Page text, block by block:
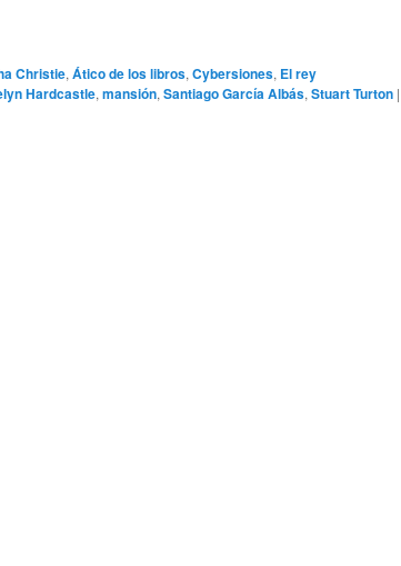
Christie, Ático de los libros, Cybersiones, El rey
Hardcastle, mansión, Santiago García Albás, Stuart Turton |